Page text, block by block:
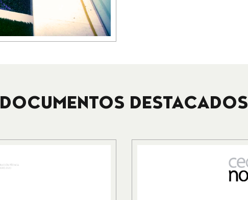
DOCUMENTOS DESTACADOS